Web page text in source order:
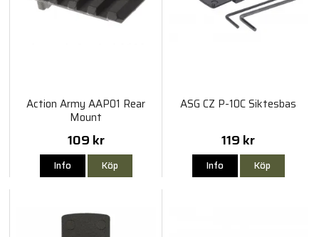
Action Army AAP01 Rear
Mount
109 kr
Info Köp
ASG CZ P-10C Siktesbas
119 kr
Info Köp